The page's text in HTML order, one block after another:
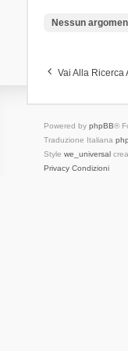
Nessun
Vai Alla Ricerca
Powered by phpBB®
Traduzione Italiana
Style we_universal
Privacy Condizioni